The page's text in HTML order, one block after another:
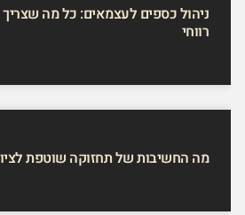
ניהול כספים לעצמאים: כל מה
רווחי
מה החשיבות של תחזוקה שוטפת